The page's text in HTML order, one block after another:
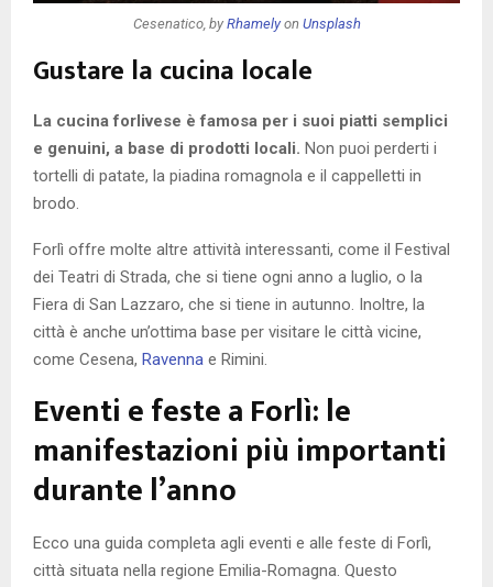
Cesenatico, by Rhamelyon Unsplash
Gustare la cucina locale
La cucina forlivese è famosa per i suoi piatti semplici
e genuini, a base di prodotti locali. Non puoi perderti i
tortelli di patate, la piadina romagnola e il cappelletti in
brodo.
Forlì offre molte altre attività interessanti, come il Festival
dei Teatri di Strada, che si tiene ogni anno a luglio, o la
Fiera di San Lazzaro, che si tiene in autunno. Inoltre, la
città è anche un’ottima base per visitare le città vicine,
come Cesena, Ravenna e Rimini.
Eventi e feste a Forlì: le
manifestazioni più importanti
durante l’anno
Ecco una guida completa agli eventi e alle feste di Forlì,
città situata nella regione Emilia-Romagna. Questo